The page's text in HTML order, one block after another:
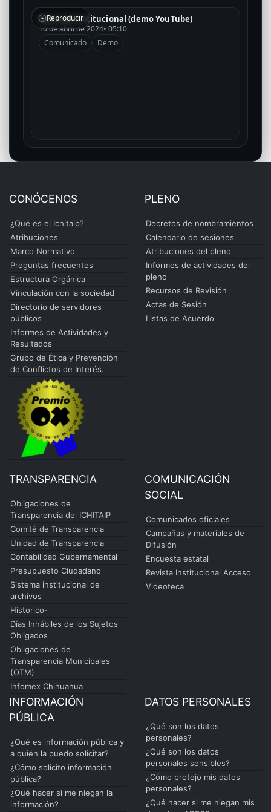
Reproducir
Mensaje institucional (demo YouTube)
10 de abril de 2024• 05:10
Comunicado
Demo
CONÓCENOS
¿Qué es el Ichitaip?
Atribuciones
Marco Normativo
Preguntas frecuentes
Estructura Orgánica
Vinculación con la sociedad
Directorio de servidores
públicos
Informes de Actividades y
Resultados
Grupo de Ética y Prevención
de Conflictos de Interés.
PLENO
Decretos de nombramientos
Calendario de sesiones
Atribuciones del pleno
Informes de actividades del
pleno
Recursos de Revisión
Actas de Sesión
Listas de Acuerdo
TRANSPARENCIA
Obligaciones de
Transparencia del ICHITAIP
Comité de Transparencia
Unidad de Transparencia
Contabilidad Gubernamental
Presupuesto Ciudadano
Sistema institucional de
archivos
Historico-
Días Inhábiles de los Sujetos
Obligados
Obligaciones de
Transparencia Municipales
(OTM)
Infomex Chihuahua
COMUNICACIÓN
SOCIAL
Comunicados oficiales
Campañas y materiales de
Difusión
Encuesta estatal
Revista Institucional Acceso
Videoteca
INFORMACIÓN
PÚBLICA
¿Qué es información pública y
a quién la puedo solicitar?
¿Cómo solicito información
pública?
¿Qué hacer si me niegan la
información?
DATOS PERSONALES
¿Qué son los datos
personales?
¿Qué son los datos
personales sensibles?
¿Cómo protejo mis datos
personales?
¿Qué hacer si me niegan mis